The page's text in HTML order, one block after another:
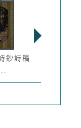
鈔詩稿